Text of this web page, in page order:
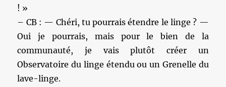
! »
– CB : — Chéri, tu pourrais étendre le linge ? —
Oui je pourrais, mais pour le bien de la
communauté, je vais plutôt créer un
Observatoire du linge étendu ou un Grenelle du
lave-linge.